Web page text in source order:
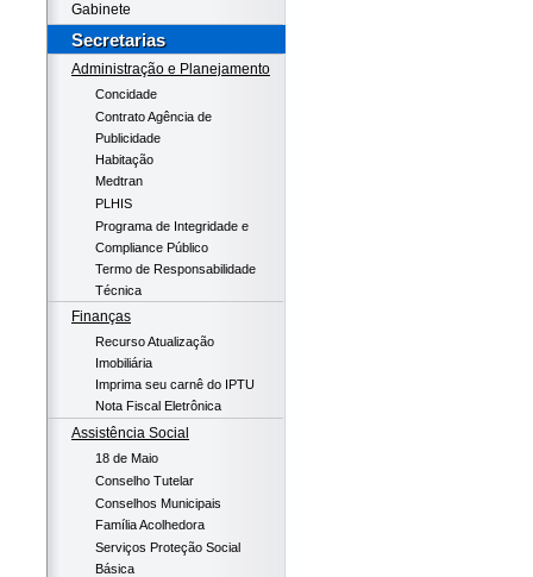
Gabinete
Secretarias
Administração e Planejamento
Concidade
Contrato Agência de
Publicidade
Habitação
Medtran
PLHIS
Programa de Integridade e
Compliance Público
Termo de Responsabilidade
Técnica
Finanças
Recurso Atualização
Imobiliária
Imprima seu carnê do IPTU
Nota Fiscal Eletrônica
Assistência Social
18 de Maio
Conselho Tutelar
Conselhos Municipais
Família Acolhedora
Serviços Proteção Social
Básica